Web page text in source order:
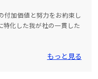
付加価値と努力をお約束し
特化した我が社の一貫した
もっと見る